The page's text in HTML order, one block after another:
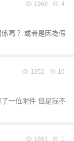
1968 4
嗎？ 或者是因為假
1352 10
一位附件 但是我不
1863 1